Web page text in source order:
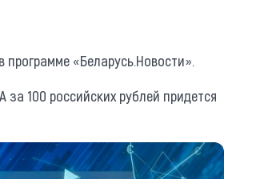
«Беларусь.Новости».
за 100 российских рублей придется